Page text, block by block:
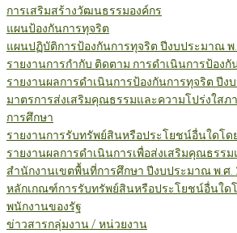
การเสริมสร้างวัฒนธรรมองค์กร
แผนป้องกันการทุจริต
แผนปฏิบัติการป้องกันการทุจริต ปีงบประมาณ พ.
รายงานการกำกับ ติดตาม การดำเนินการป้องกั
รายงานผลการดำเนินการป้องกันการทุจริต ปีง
มาตรการส่งเสริมคุณธรรมและความโปร่งใสภ
การศึกษา
รายงานการรับทรัพย์สินหรือประโยชน์อื่นใดโด
รายงานผลการดำเนินการเพื่อส่งเสริมคุณธรร
สำนักงานเขตพื้นที่การศึกษา ปีงบประมาณ พ.ศ.
หลักเกณฑ์การรับทรัพย์สินหรือประโยชน์อื่นใดโ
พนักงานของรัฐ
ข่าวสารกลุ่มงาน / หน่วยงาน